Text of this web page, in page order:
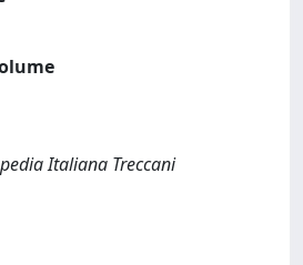
Italiana Treccani